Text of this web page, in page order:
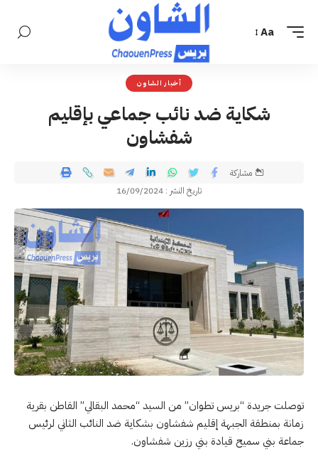
Aa
أخبار الشاون
شكاية ضد نائب جماعي بإقليم
شفشاون
تاريخ النشر : 16/09/2024
مشاركة
توصلت جريدة “بريس تطوان” من السيد “محمد البقالي” القاطن بقرية
زمانة بمنطقة الجبهة إقليم شفشاون بشكاية ضد النائب الثاني لرئيس
جماعة بني سميح قيادة بني رزين شفشاون.